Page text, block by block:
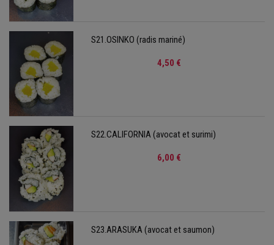
S21.OSINKO (radis mariné)
4,50 €
S22.CALIFORNIA (avocat et surimi)
6,00 €
S23.ARASUKA (avocat et saumon)